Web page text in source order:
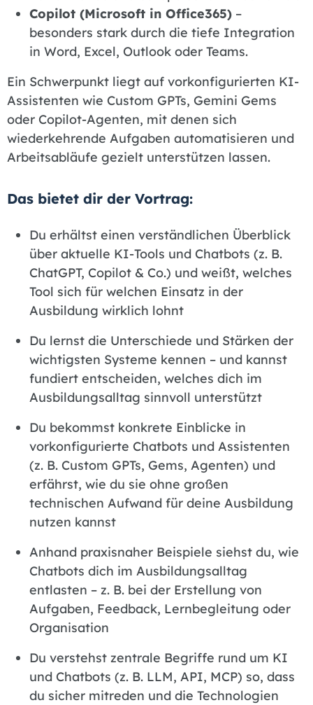
Copilot (Microsoft in Office365) –
besonders stark durch die tiefe Integration
in Word, Excel, Outlook oder Teams.
Ein Schwerpunkt liegt auf vorkonfigurierten KI-
Assistenten wie Custom GPTs, Gemini Gems
oder Copilot-Agenten, mit denen sich
wiederkehrende Aufgaben automatisieren und
Arbeitsabläufe gezielt unterstützen lassen.
Das bietet dir der Vortrag:
Du erhältst einen verständlichen Überblick
über aktuelle KI-Tools und Chatbots (z. B.
ChatGPT, Copilot & Co.) und weißt, welches
Tool sich für welchen Einsatz in der
Ausbildung wirklich lohnt
Du lernst die Unterschiede und Stärken der
wichtigsten Systeme kennen – und kannst
fundiert entscheiden, welches dich im
Ausbildungsalltag sinnvoll unterstützt
Du bekommst konkrete Einblicke in
vorkonfigurierte Chatbots und Assistenten
(z. B. Custom GPTs, Gems, Agenten) und
erfährst, wie du sie ohne großen
technischen Aufwand für deine Ausbildung
nutzen kannst
Anhand praxisnaher Beispiele siehst du, wie
Chatbots dich im Ausbildungsalltag
entlasten – z. B. bei der Erstellung von
Aufgaben, Feedback, Lernbegleitung oder
Organisation
Du verstehst zentrale Begriffe rund um KI
und Chatbots (z. B. LLM, API, MCP) so, dass
du sicher mitreden und die Technologien